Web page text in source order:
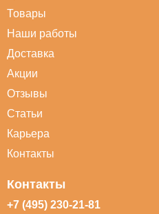
Товары
Наши работы
Доставка
Акции
Отзывы
Статьи
Карьера
Контакты
Контакты
+7 (495) 230-21-81